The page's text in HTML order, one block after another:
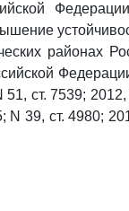
районах
ст. 7539;
N 39, ст. 4980;